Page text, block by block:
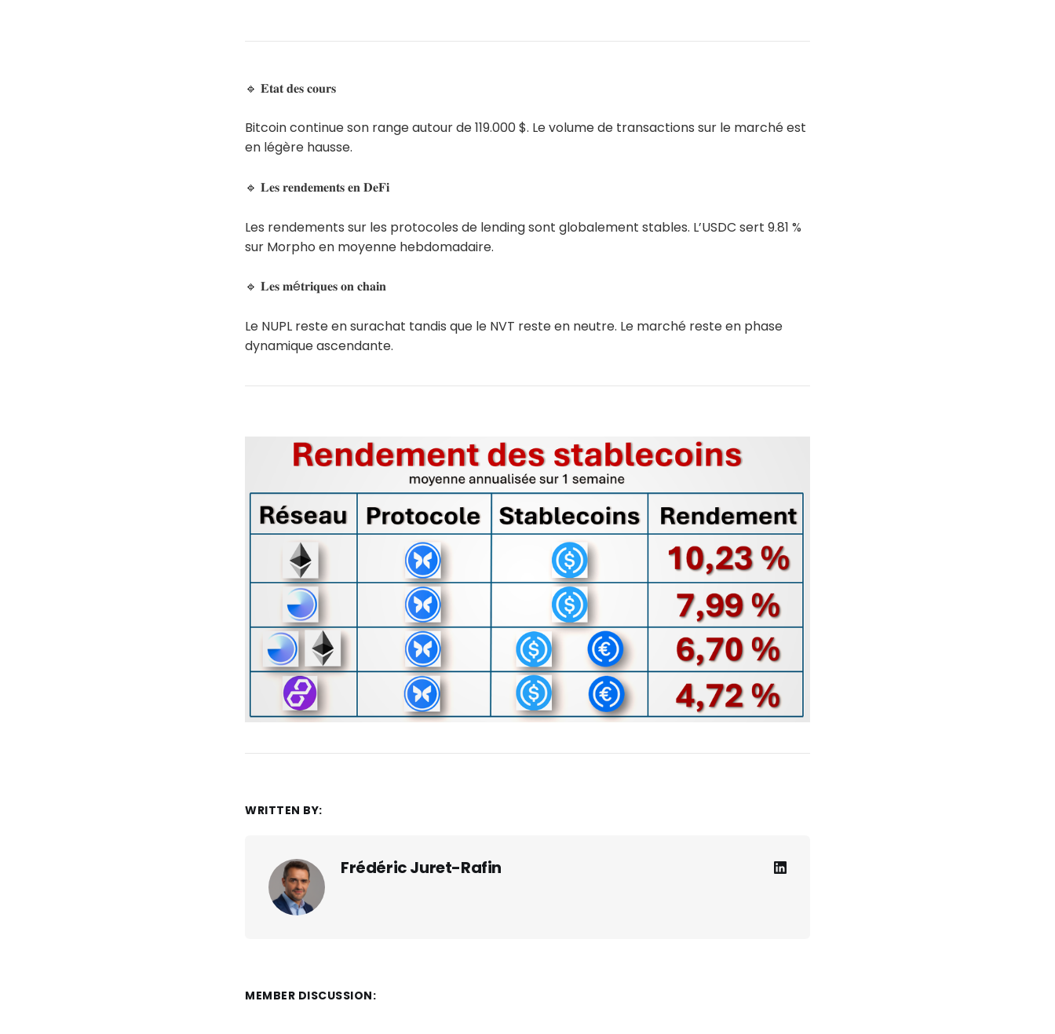
🔹 𝐄𝐭𝐚𝐭 𝐝𝐞𝐬 𝐜𝐨𝐮𝐫𝐬
Bitcoin continue son range autour de 119.000 $. Le volume de transactions sur le marché est
en légère hausse.
🔹 𝐋𝐞𝐬 𝐫𝐞𝐧𝐝𝐞𝐦𝐞𝐧𝐭𝐬 𝐞𝐧 𝐃𝐞𝐅𝐢
Les rendements sur les protocoles de lending sont globalement stables. L’USDC sert 9.81 %
sur Morpho en moyenne hebdomadaire.
🔹 𝐋𝐞𝐬 𝐦é𝐭𝐫𝐢𝐪𝐮𝐞𝐬 𝐨𝐧 𝐜𝐡𝐚𝐢𝐧
Le NUPL reste en surachat tandis que le NVT reste en neutre. Le marché reste en phase
dynamique ascendante.
WRITTEN BY:
Frédéric Juret-Rafin
MEMBER DISCUSSION: